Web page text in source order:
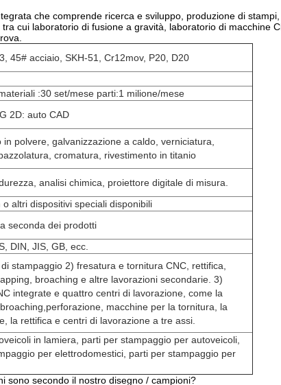
che comprende ricerca e sviluppo, produzione di
cui laboratorio di fusione a gravità, laboratorio di macchine
45# acciaio, SKH-51, Cr12mov, P20, D20
:30 set/mese parti:1 milione/mese
2D: auto CAD
in polvere, galvanizzazione a caldo, verniciatura,
cromatura, rivestimento in titanio
analisi chimica, proiettore digitale di misura.
altri dispositivi speciali disponibili
seconda dei prodotti
DIN, JIS, GB, ecc.
stampaggio 2) fresatura e tornitura CNC, rettifica,
broaching e altre lavorazioni secondarie. 3)
integrate e quattro centri di lavorazione, come la
macchine per la tornitura, la
la rettifica e centri di lavorazione a tre assi.
in lamiera, parti per stampaggio per autoveicoli,
per elettrodomestici, parti per stampaggio per
sono secondo il nostro disegno / campioni?